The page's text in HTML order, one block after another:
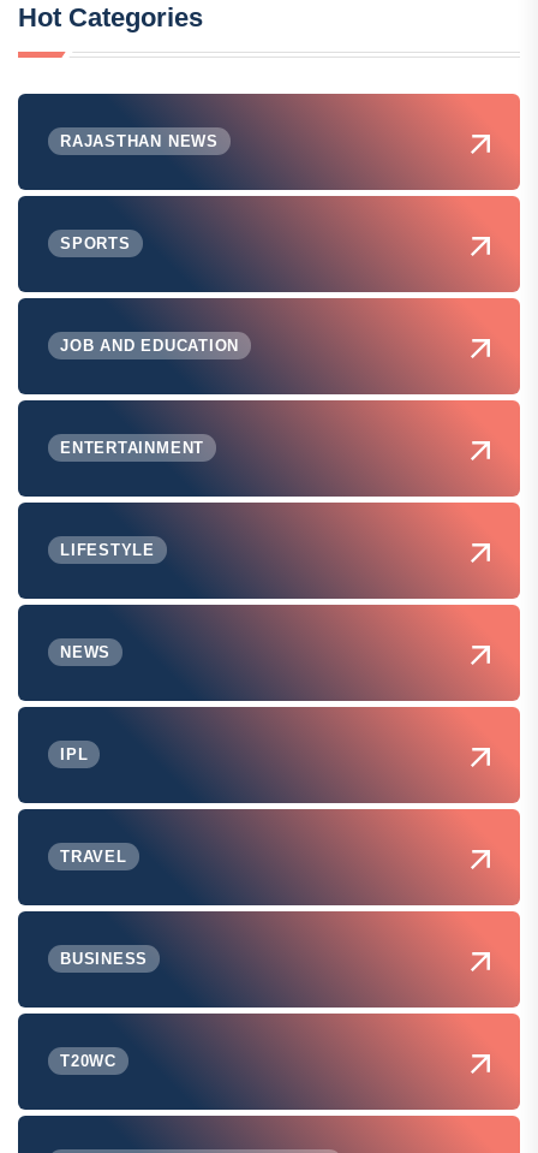
Hot Categories
RAJASTHAN NEWS
SPORTS
JOB AND EDUCATION
ENTERTAINMENT
LIFESTYLE
NEWS
IPL
TRAVEL
BUSINESS
T20WC